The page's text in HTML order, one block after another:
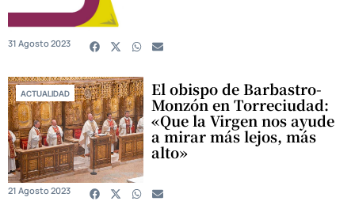
31 Agosto 2023
ACTUALIDAD El obispo de Barbastro-
Monzón en Torreciudad:
«Que la Virgen nos ayude
a mirar más lejos, más
alto»
21 Agosto 2023